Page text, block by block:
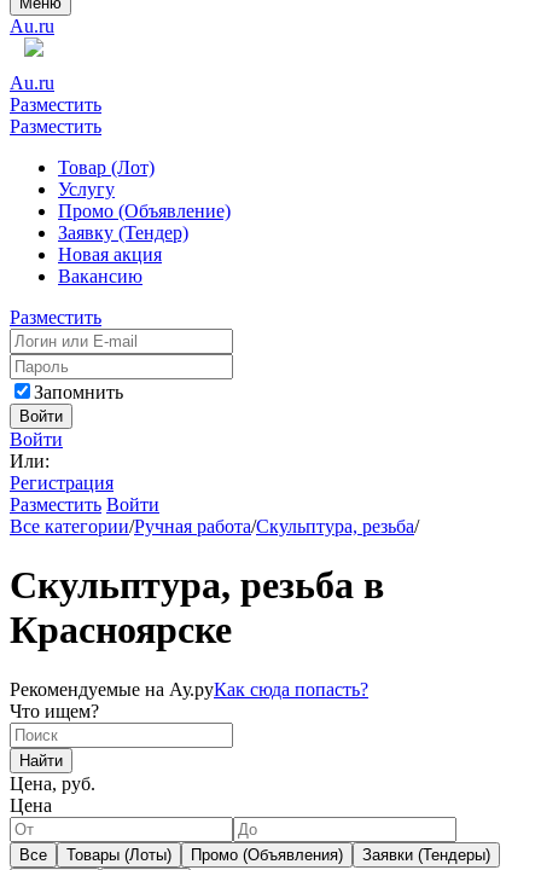
Au.ru
Au.ru
Разместить
Разместить
Товар (Лот)
Услугу
Промо (Объявление)
Заявку (Тендер)
Новая акция
Вакансию
Разместить
Запомнить
Войти
Войти
Или:
Регистрация
Разместить Войти
Все категории/Ручная работа/Скульптура, резьба/
Скульптура, резьба в
Красноярске
Рекомендуемые на Ау.руКак сюда попасть?
Что ищем?
Найти
Цена, руб.
Цена
Все Товары (Лоты) Промо (Объявления)
Заявки (Тендеры)